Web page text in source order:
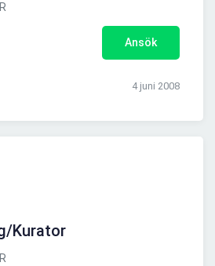
Ansök
4 juni 2008
Kurator